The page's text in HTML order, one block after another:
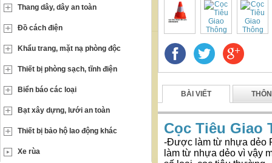
BÀI VIẾT
Cọc Tiêu Giao
-Được làm từ nhựa dẻo
làm từ nhựa dẻo vì vậy
Thang dây, dây an toàn
Đồ cách điện
Khẩu trang, mặt nạ phòng độc
Thiết bị phòng sạch, tĩnh điện
Biển báo các loại
Bạt xây dựng, lưới an toàn
Thiết bị bảo hộ lao động khác
Xe rùa